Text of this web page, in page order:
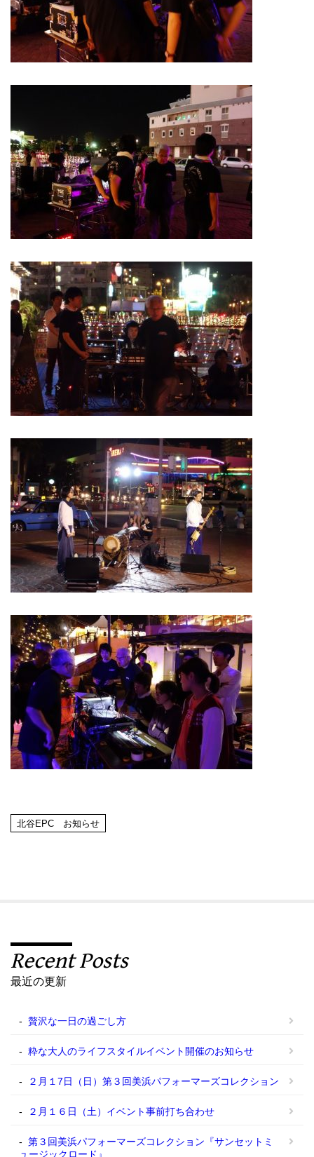
北谷EPC お知らせ
Recent Posts
最近の更新
贅沢な一日の過ごし方
粋な大人のライフスタイルイベント開催のお知らせ
２月１7日（日）第３回美浜パフォーマーズコレクション
２月１６日（土）イベント事前打ち合わせ
第３回美浜パフォーマーズコレクション『サンセットミ
ュージックロード』